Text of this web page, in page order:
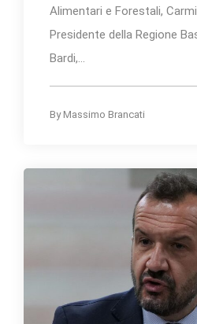
Alimentari e Forestali,
Presidente della Regione
Bardi,...
By Massimo Brancati